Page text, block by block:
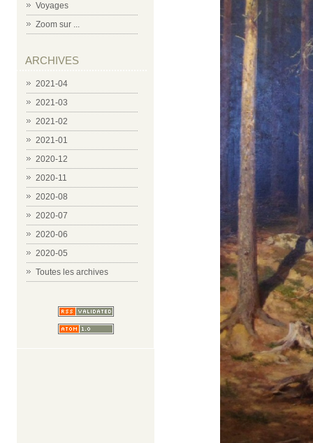
Voyages
Zoom sur ...
ARCHIVES
2021-04
2021-03
2021-02
2021-01
2020-12
2020-11
2020-08
2020-07
2020-06
2020-05
Toutes les archives